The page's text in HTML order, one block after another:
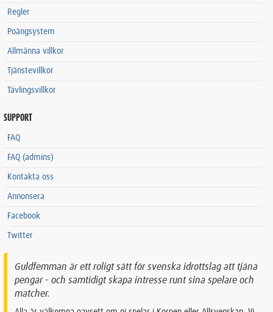
Regler
Poängsystem
Allmänna villkor
Tjänstevillkor
Tävlingsvillkor
SUPPORT
FAQ
FAQ (admins)
Kontakta oss
Annonsera
Facebook
Twitter
Guldfemman är ett roligt sätt för svenska idrottslag att tjäna
pengar - och samtidigt skapa intresse runt sina spelare och
matcher.